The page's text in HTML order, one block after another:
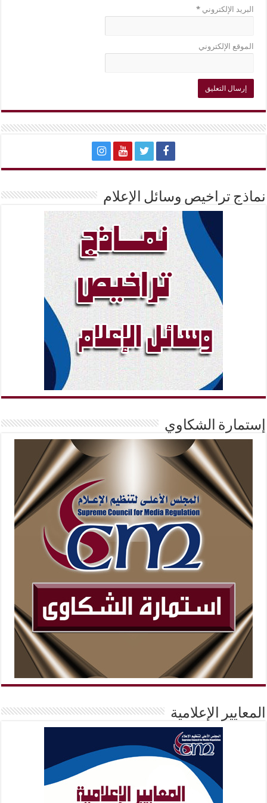
البريد الإلكتروني*
الموقع الإلكتروني
نماذج تراخيص وسائل الإعلام
إستمارة الشكاوي
المعايير الإعلامية